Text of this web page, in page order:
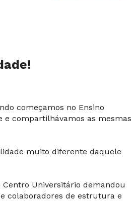
começamos no Ensino
e compartilhávamos as mesmas
muito diferente daquele
Universitário demandou
colaboradores de estrutura e